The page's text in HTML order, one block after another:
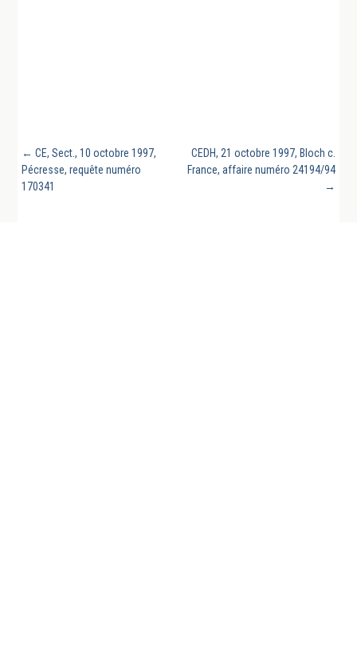
← CE, Sect., 10 octobre 1997,
Pécresse, requête numéro
170341
CEDH, 21 octobre 1997, Bloch c.
France, affaire numéro 24194/94
→